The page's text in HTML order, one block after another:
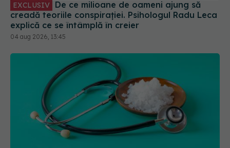
EXCLUSIV
creadă teoriile conspirației. Psihologul Radu Leca
explică ce se întâmplă în creier
04 aug 2026, 13:45